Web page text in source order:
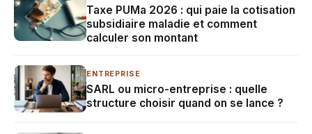
Taxe PUMa 2026 : qui paie la cotisation
subsidiaire maladie et comment
calculer son montant
ENTREPRISE
SARL ou micro-entreprise : quelle
structure choisir quand on se lance ?